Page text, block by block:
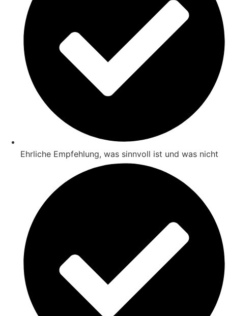
Ehrliche Empfehlung, was sinnvoll ist und was nicht